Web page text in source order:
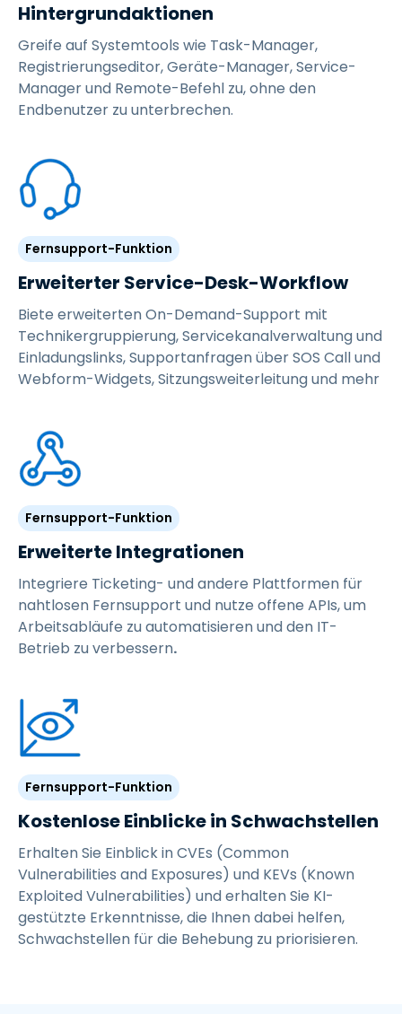
Hintergrundaktionen
Greife auf Systemtools wie Task-Manager,
Registrierungseditor, Geräte-Manager, Service-
Manager und Remote-Befehl zu, ohne den
Endbenutzer zu unterbrechen.
Fernsupport-Funktion
Erweiterter Service-Desk-Workflow
Biete erweiterten On-Demand-Support mit
Technikergruppierung, Servicekanalverwaltung und
Einladungslinks, Supportanfragen über SOS Call und
Webform-Widgets, Sitzungsweiterleitung und mehr
Fernsupport-Funktion
Erweiterte Integrationen
Integriere Ticketing- und andere Plattformen für
nahtlosen Fernsupport und nutze offene APIs, um
Arbeitsabläufe zu automatisieren und den IT-
Betrieb zu verbessern.
Fernsupport-Funktion
Kostenlose Einblicke in Schwachstellen
Erhalten Sie Einblick in CVEs (Common
Vulnerabilities and Exposures) und KEVs (Known
Exploited Vulnerabilities) und erhalten Sie KI-
gestützte Erkenntnisse, die Ihnen dabei helfen,
Schwachstellen für die Behebung zu priorisieren.